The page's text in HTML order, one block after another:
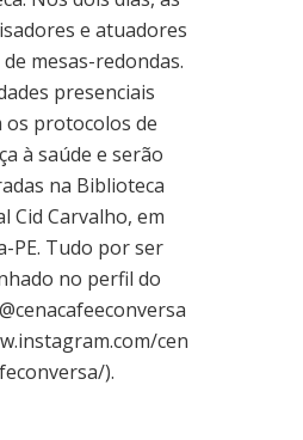
e atuadores
mesas-redondas.
presenciais
os protocolos de
à saúde e serão
na Biblioteca
Cid Carvalho, em
PE. Tudo por ser
no perfil do
cen
).